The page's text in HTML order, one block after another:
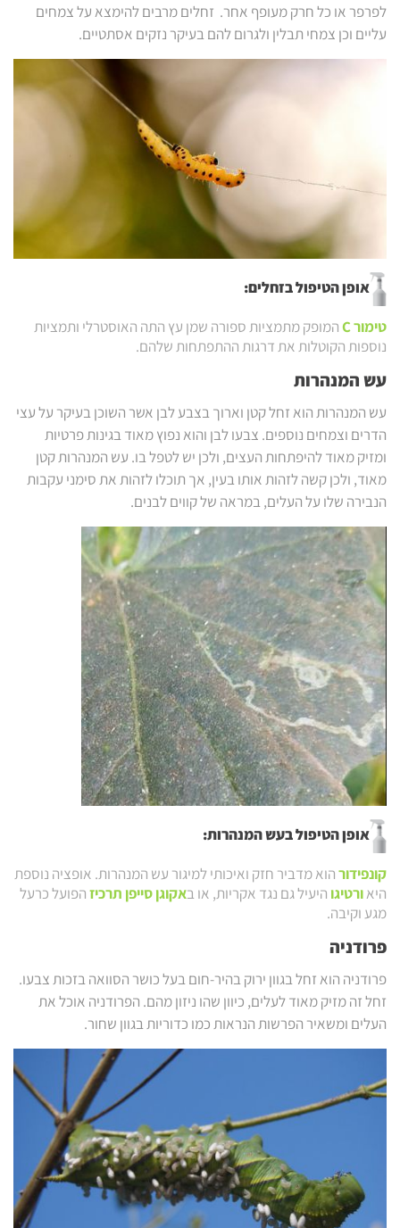
לפרפר או כל חרק מעופף אחר. זחלים מרבים להימצא על צמחים
עליים וכן צמחי תבלין ולגרום להם בעיקר נזקים אסתטיים.
אופן הטיפול בזחלים:
טימור C
המופק מתמציות ספורה שמן עץ התה האוסטרלי ותמציות
נוספות הקוטלות את דרגות ההתפתחות שלהם.
עש המנהרות
עש המנהרות הוא זחל קטן וארוך בצבע לבן אשר השוכן בעיקר על עצי
הדרים וצמחים נוספים. צבעו לבן והוא נפוץ מאוד בגינות פרטיות
ומזיק מאוד להיפתחות העצים, ולכן יש לטפל בו. עש המנהרות קטן
מאוד, ולכן קשה לזהות אותו בעין, אך תוכלו לזהות את סימני עקבות
הנבירה שלו על העלים, במראה של קווים לבנים.
אופן הטיפול בעש המנהרות:
קונפידורהוא מדביר חזק ואיכותי למיגור עש המנהרות. אופציה נוספת
היאורטיגו היעיל גם נגד אקריות, או באקוגן סייפן תרכיזהפועל כרעל
מגע וקיבה.
פרודניה
פרודניה הוא זחל בגוון ירוק בהיר-חום בעל כושר הסוואה בזכות צבעו.
זחל זה מזיק מאוד לעלים, כיוון שהו ניזון מהם. הפרודניה אוכל את
העלים ומשאיר הפרשות הנראות כמו כדוריות בגוון שחור.